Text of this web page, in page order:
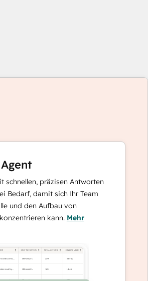
schnellen, präzisen Antworten
Bedarf, damit sich Ihr Team
und den Aufbau von
kann. Mehr